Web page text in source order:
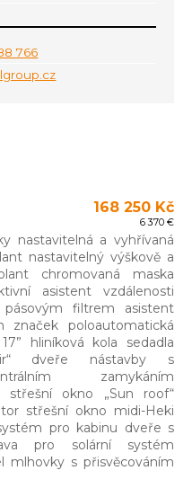
766
168 250 Kč
6 370 €
nastavitelná a vyhřívaná
nastavitelný výškově a
chromovaná maska
asistent vzdálenosti
filtrem asistent
značek poloautomatická
hliníková kola sedadla
dveře nástavby s
zamykáním
střešní okno „Sun roof“
střešní okno midi-Heki
pro kabinu dveře s
pro solární systém
mlhovky s přisvěcováním